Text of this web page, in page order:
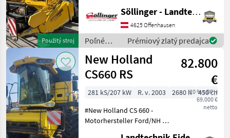
Použitý stroj
vorne: 900/60R32
>Bereifung hinten: 540/65
R30
>Siebkastenhangausgleich
>Häcksler-mit elektr.
Söllinger - Landtechnik GmbH
4625 Offenhausen
Poľné
zberové
stroje /
New
Holland
Prémiový zlatý predajca
New Holland
CS660 RS
82.800
€
20 % s DPH
69.000 €
netto
281 kS/207 kW R. v. 2003 2680 h
450 cm
#New Holland CS 660 -
Motorhersteller Ford/NH -